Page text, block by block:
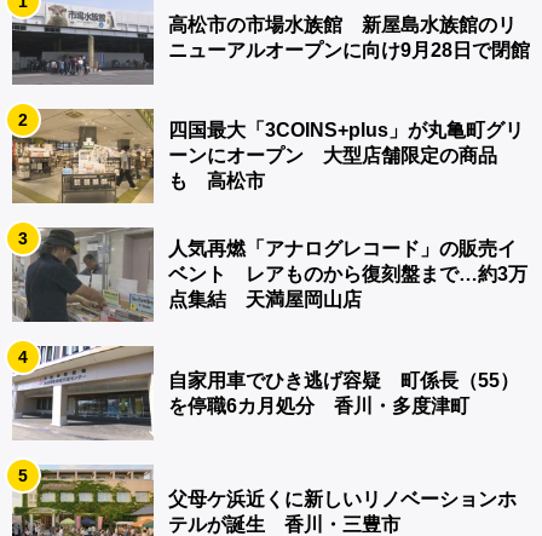
高松市の市場水族館 新屋島水族館のリ
ニューアルオープンに向け9月28日で閉館
2
四国最大「3COINS+plus」が丸亀町グリ
ーンにオープン 大型店舗限定の商品
も 高松市
3
人気再燃「アナログレコード」の販売イ
ベント レアものから復刻盤まで…約3万
点集結 天満屋岡山店
4
自家用車でひき逃げ容疑 町係長（55）
を停職6カ月処分 香川・多度津町
5
父母ケ浜近くに新しいリノベーションホ
テルが誕生 香川・三豊市